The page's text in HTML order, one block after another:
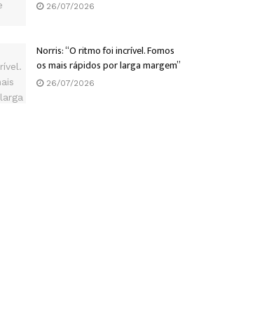
26/07/2026
Norris: “O ritmo foi incrível. Fomos
os mais rápidos por larga margem”
26/07/2026